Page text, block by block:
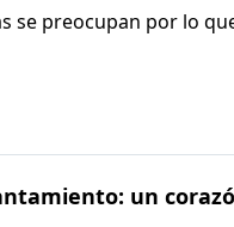
se preocupan por lo
las personas
Wolgemuth lo
un